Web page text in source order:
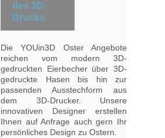
des 3D-
Drucks
Die YOUin3D Oster Angebote
reichen vom modern 3D-
gedruckten Eierbecher über 3D-
gedruckte Hasen bis hin zur
passenden Ausstechform aus
dem 3D-Drucker. Unsere
innovativen Designer erstellen
Ihnen auf Anfrage auch gern Ihr
persönliches Design zu Ostern.